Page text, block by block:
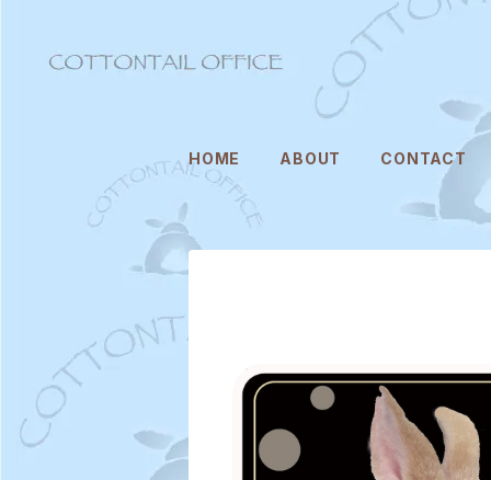
HOME ABOUT CONTACT